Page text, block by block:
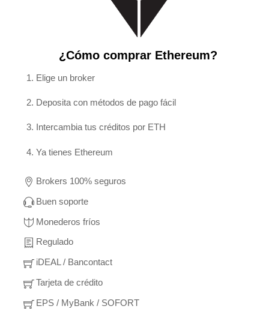
¿Cómo comprar Ethereum?
Elige un broker
Deposita con métodos de pago fácil
Intercambia tus créditos por ETH
Ya tienes Ethereum
Brokers 100% seguros
Buen soporte
Monederos fríos
Regulado
iDEAL / Bancontact
Tarjeta de crédito
EPS / MyBank / SOFORT